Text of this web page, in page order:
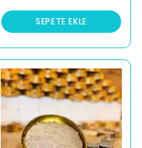
SEPETE EKLE